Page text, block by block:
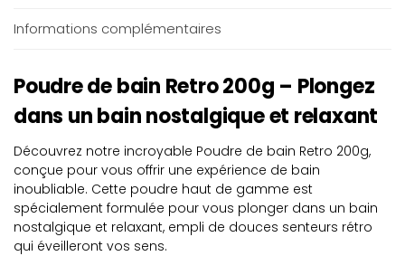
Informations complémentaires
Poudre de bain Retro 200g – Plongez
dans un bain nostalgique et relaxant
Découvrez notre incroyable Poudre de bain Retro 200g,
conçue pour vous offrir une expérience de bain
inoubliable. Cette poudre haut de gamme est
spécialement formulée pour vous plonger dans un bain
nostalgique et relaxant, empli de douces senteurs rétro
qui éveilleront vos sens.